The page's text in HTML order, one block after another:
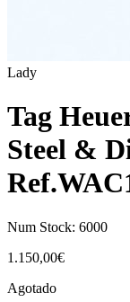
Lady
Tag
Steel &
Num Stock: 6000
1.150,00€
Agotado